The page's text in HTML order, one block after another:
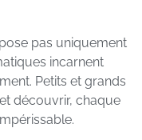
pas uniquement
incarnent
Petits et grands
découvrir, chaque